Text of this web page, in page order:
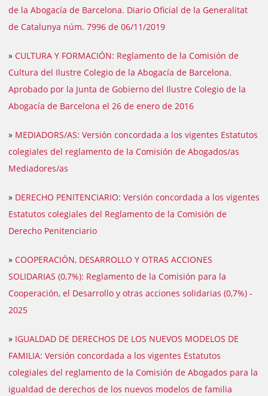
de la Abogacía de Barcelona. Diario Oficial de la Generalitat
de Catalunya núm. 7996 de 06/11/2019
» CULTURA Y FORMACIÓN: Reglamento de la Comisión de
Cultura del Ilustre Colegio de la Abogacía de Barcelona.
Aprobado por la Junta de Gobierno del Ilustre Colegio de la
Abogacía de Barcelona el 26 de enero de 2016
» MEDIADORS/AS: Versión concordada a los vigentes Estatutos
colegiales del reglamento de la Comisión de Abogados/as
Mediadores/as
» DERECHO PENITENCIARIO: Versión concordada a los vigentes
Estatutos colegiales del Reglamento de la Comisión de
Derecho Penitenciario
» COOPERACIÓN, DESARROLLO Y OTRAS ACCIONES
SOLIDARIAS (0,7%): Reglamento de la Comisión para la
Cooperación, el Desarrollo y otras acciones solidarias (0,7%) -
2025
» IGUALDAD DE DERECHOS DE LOS NUEVOS MODELOS DE
FAMILIA: Versión concordada a los vigentes Estatutos
colegiales del reglamento de la Comisión de Abogados para la
igualdad de derechos de los nuevos modelos de familia